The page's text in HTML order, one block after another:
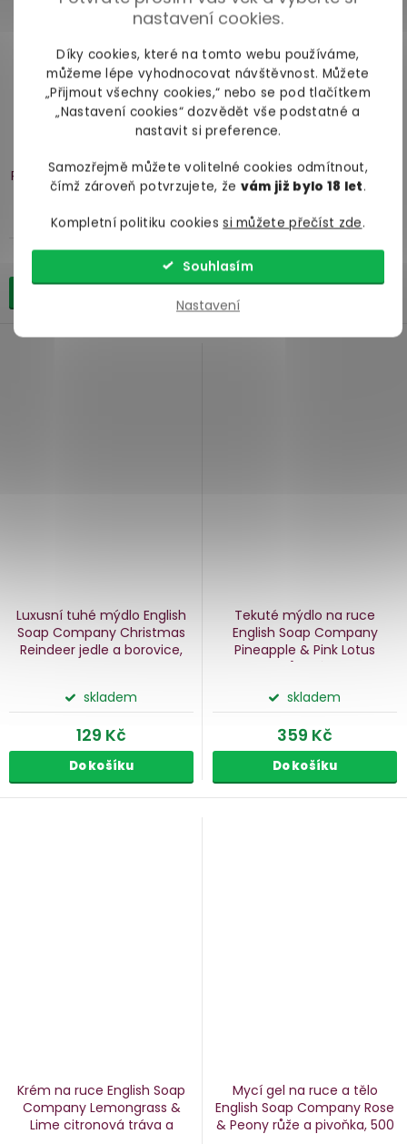
nastavení cookies.
Díky cookies, které na tomto webu používáme,
můžeme lépe vyhodnocovat návštěvnost. Můžete
„Přijmout všechny cookies,“ nebo se pod tlačítkem
„Nastavení cookies“ dozvědět vše podstatné a
nastavit si preference.
Samozřejmě můžete volitelné cookies odmítnout,
čímž zároveň potvrzujete, že vám již bylo 18 let.
Kompletní politiku cookiessi můžete přečíst zde.
Nastavení
Souhlasím
Luxusní tuhé mýdlo English
Soap Company Mango &
Peachmango a broskev, 190
g
skladem
Krém na ruce English Soap
Company Osmanthus Rose
vonokvětka a růže, 75 ml
skladem
Luxusní tuhé mýdlo English
Soap Company Christmas
Reindeer jedle a borovice,
skladem
129 Kč
Do košíku
Tekuté mýdlo na ruce
English Soap Company
Pineapple & Pink Lotus
ananas a růžový lotos, 500
skladem
359 Kč
Do košíku
Krém na ruce English Soap
Company Lemongrass &
Lime citronová tráva a
Mycí gel na ruce a tělo
English Soap Company Rose
& Peony růže a pivoňka, 500